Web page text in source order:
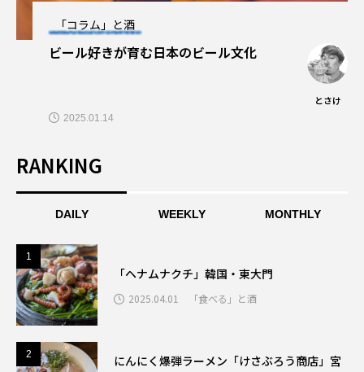
「コラム」と酒
ビール好きが育む日本のビール文化
とさけ
2025.01.14
RANKING
DAILY WEEKLY MONTHLY
1
「ヘナムナクチ」韓国・東大門
2025.04.01 「食べる」と酒
2
にんにく爆弾ラーメン「けさぶろう商店」宮